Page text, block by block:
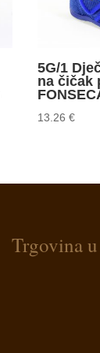
5G/1
na čičak
13.26€
Trgovina